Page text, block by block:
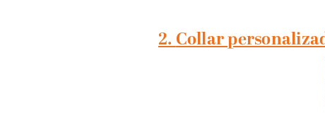
2.Collar